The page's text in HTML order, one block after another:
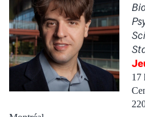
17